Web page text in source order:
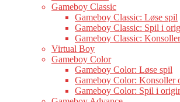
Gameboy Classic
Gameboy Classic: Løse spil
Gameboy Classic: Spil i
Gameboy Classic:
Virtual Boy
Gameboy Color
Gameboy Color: Løse spil
Gameboy Color: Konsoller
Gameboy Color: Spil i